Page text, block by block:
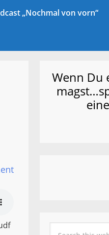
„Nochmal von vorn“
Wenn Du